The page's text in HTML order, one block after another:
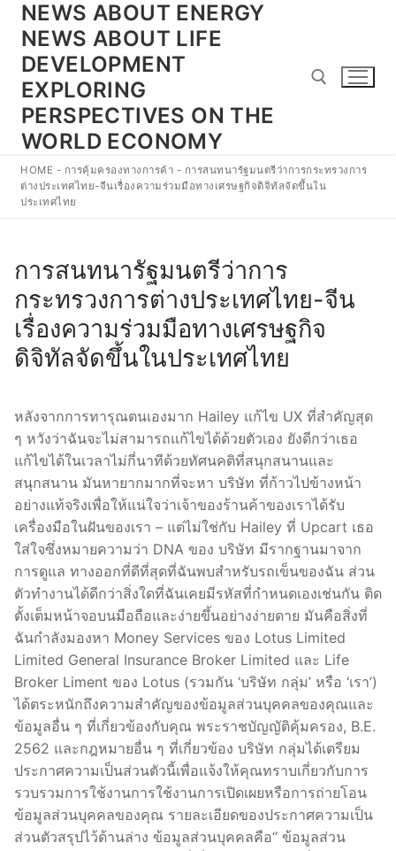
Skip
content
NEWS ABOUT ENERGY
NEWS ABOUT LIFE
DEVELOPMENT
EXPLORING
PERSPECTIVES ON THE
WORLD ECONOMY
Search for:
HOME - การคุ้มครองทางการค้า - การสนทนารัฐมนตรีว่าการกระทรวงการ
ต่างประเทศไทย-จีนเรื่องความร่วมมือทางเศรษฐกิจดิจิทัลจัดขึ้นใน
ประเทศไทย
การสนทนารัฐมนตรีว่าการ
กระทรวงการต่างประเทศไทย-จีน
เรื่องความร่วมมือทางเศรษฐกิจ
ดิจิทัลจัดขึ้นในประเทศไทย
หลังจากการทารุณตนเองมาก Hailey แก้ไข UX ที่สำคัญสุด
ๆ หวังว่าฉันจะไม่สามารถแก้ไขได้ด้วยตัวเอง ยังดีกว่าเธอ
แก้ไขได้ในเวลาไม่กี่นาทีด้วยทัศนคติที่สนุกสนานและ
สนุกสนาน มันหายากมากที่จะหา บริษัท ที่ก้าวไปข้างหน้า
อย่างแท้จริงเพื่อให้แน่ใจว่าเจ้าของร้านค้าของเราได้รับ
เครื่องมือในฝันของเรา – แต่ไม่ใช่กับ Hailey ที่ Upcart เธอ
ใส่ใจซึ่งหมายความว่า DNA ของ บริษัท มีรากฐานมาจาก
การดูแล ทางออกที่ดีที่สุดที่ฉันพบสำหรับรถเข็นของฉัน ส่วน
ตัวทำงานได้ดีกว่าสิ่งใดที่ฉันเคยมีรหัสที่กำหนดเองเช่นกัน ติด
ตั้งเต็มหน้าจอบนมือถือและง่ายขึ้นอย่างง่ายดาย มันคือสิ่งที่
ฉันกำลังมองหา Money Services ของ Lotus Limited
Limited General Insurance Broker Limited และ Life
Broker Liment ของ Lotus (รวมกัน ‘บริษัท กลุ่ม’ หรือ ‘เรา’)
ได้ตระหนักถึงความสำคัญของข้อมูลส่วนบุคคลของคุณและ
ข้อมูลอื่น ๆ ที่เกี่ยวข้องกับคุณ พระราชบัญญัติคุ้มครอง, B.E.
2562 และกฎหมายอื่น ๆ ที่เกี่ยวข้อง บริษัท กลุ่มได้เตรียม
ประกาศความเป็นส่วนตัวนี้เพื่อแจ้งให้คุณทราบเกี่ยวกับการ
รวบรวมการใช้งานการใช้งานการเปิดเผยหรือการถ่ายโอน
ข้อมูลส่วนบุคคลของคุณ รายละเอียดของประกาศความเป็น
ส่วนตัวสรุปไว้ด้านล่าง ข้อมูลส่วนบุคคลคือ“ ข้อมูลส่วน